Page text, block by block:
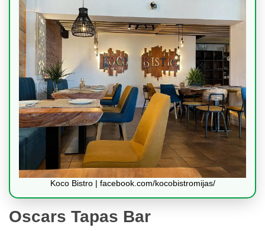
Koco Bistro | facebook.com/kocobistromijas/
Oscars Tapas Bar